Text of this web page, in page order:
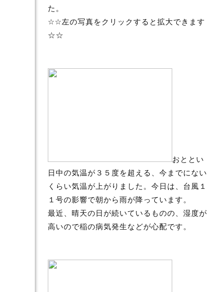
た。
☆☆左の写真をクリックすると拡大できます
☆☆
おととい
日中の気温が３５度を超える、今までにない
くらい気温が上がりました。今日は、台風１
１号の影響で朝から雨が降っています。
最近、晴天の日が続いているものの、湿度が
高いので稲の病気発生などが心配です。